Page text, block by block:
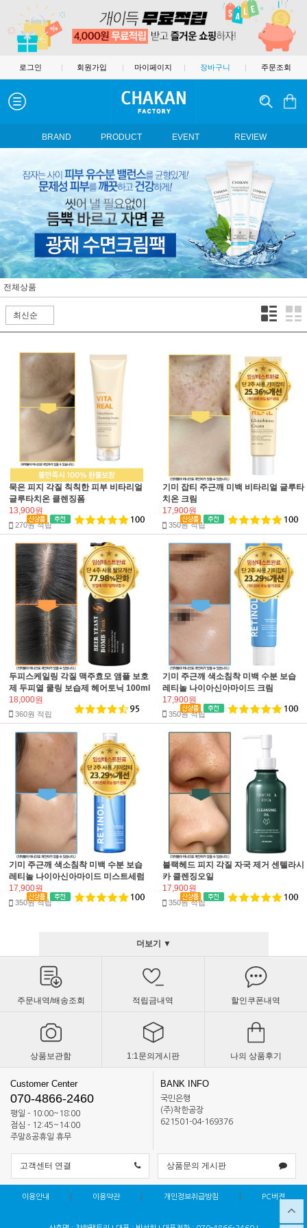
로그인 | 회원가입 | 마이페이지 | 장바구니 | 주문조회
BRAND PRODUCT EVENT REVIEW
전체상품
묵은 피지 각질 칙칙한 피부 비타리얼
글루타치온 클렌징폼
13,900원
270원 적립
기미 잡티 주근깨 미백 비타리얼 글루타
치온 크림
17,900원
350원 적립
두피스케일링 각질 맥주효모 앰플 보호
제 두피열 쿨링 보습제 헤어토닉 100ml
18,000원
360원 적립
기미 주근깨 색소침착 미백 수분 보습
레티놀 나이아신아마이드 크림
17,900원
350원 적립
기미 주근깨 색소침착 미백 수분 보습
레티놀 나이아신아마이드 미스트세럼
17,900원
350원 적립
블랙헤드 피지 각질 자국 제거 센텔라시
카 클렌징오일
17,900원
350원 적립
더보기 ▼
주문내역/배송조회 적립금내역 할인쿠폰내역
상품보관함 1:1문의게시판 나의 상품후기
Customer Center
070-4866-2460
평일 - 10:00~18:00
점심 - 12:45~14:00
주말&공휴일 휴무
BANK INFO
국민은행
(주)착한공장
621501-04-169376
고객센터 연결 상품문의 게시판
이용안내 이용약관 개인정보취급방침 PC버젼